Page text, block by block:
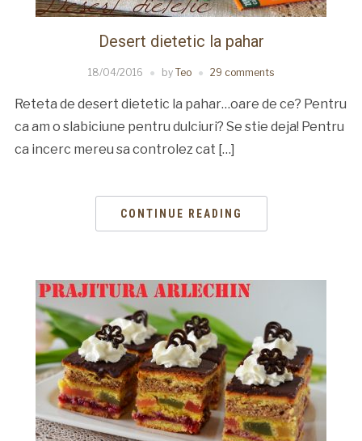
Desert dietetic la pahar
18/04/2016 by Teo 29 comments
Reteta de desert dietetic la pahar…oare de ce? Pentru
ca am o slabiciune pentru dulciuri? Se stie deja! Pentru
ca incerc mereu sa controlez cat […]
CONTINUE READING